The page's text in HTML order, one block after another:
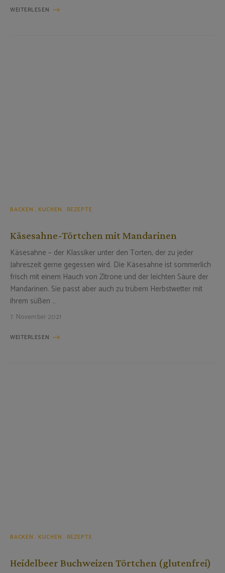
WEITERLESEN
BACKEN KUCHEN REZEPTE
Käsesahne-Törtchen mit Mandarinen
Käsesahne – der Klassiker unter den Torten, der zu jeder
Jahreszeit gerne gegessen wird. Die Käsesahne ist sommerlich
frisch mit einem Hauch von Zitrone und der leichten Säure der
Mandarinen. Sie passt aber auch zu trübem Herbstwetter mit
ihrem süßen …
7. November 2021
WEITERLESEN
BACKEN KUCHEN REZEPTE
Heidelbeer Buchweizen Törtchen (glutenfrei)